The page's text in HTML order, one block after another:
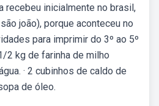
recebeu inicialmente no brasil,
joão), porque aconteceu no
para imprimir do 3º ao 5º
2 kg de farinha de milho
· 2 cubinhos de caldo de
de óleo.